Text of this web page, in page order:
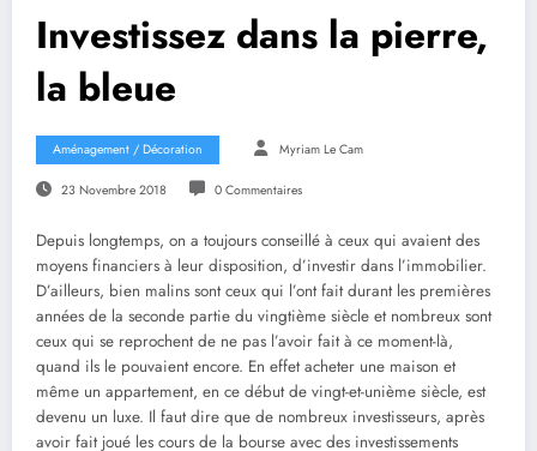
Investissez dans la pierre,
la bleue
Aménagement / Décoration Myriam Le Cam
23 Novembre 2018 0 Commentaires
Depuis longtemps, on a toujours conseillé à ceux qui avaient des
moyens financiers à leur disposition, d’investir dans l’immobilier.
D’ailleurs, bien malins sont ceux qui l’ont fait durant les premières
années de la seconde partie du vingtième siècle et nombreux sont
ceux qui se reprochent de ne pas l’avoir fait à ce moment-là,
quand ils le pouvaient encore. En effet acheter une maison et
même un appartement, en ce début de vingt-et-unième siècle, est
devenu un luxe. Il faut dire que de nombreux investisseurs, après
avoir fait joué les cours de la bourse avec des investissements